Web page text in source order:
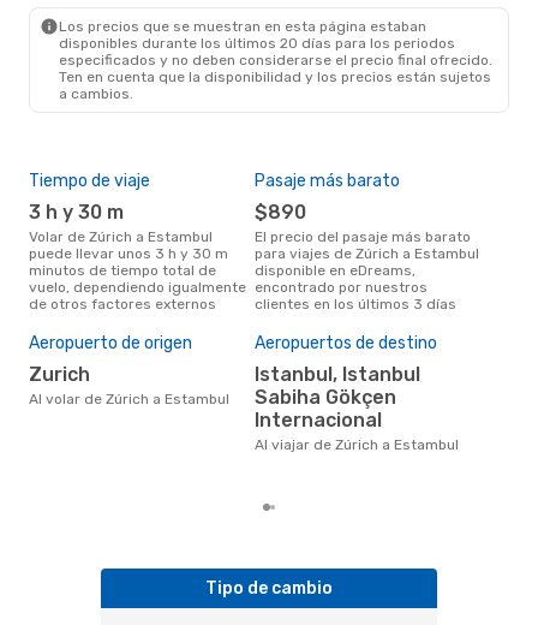
Los precios que se muestran en esta página estaban
disponibles durante los últimos 20 días para los periodos
especificados y no deben considerarse el precio final ofrecido.
Ten en cuenta que la disponibilidad y los precios están sujetos
a cambios.
Tiempo de viaje
3 h y 30 m
Volar de Zúrich a Estambul
puede llevar unos 3 h y 30 m
minutos de tiempo total de
vuelo, dependiendo igualmente
de otros factores externos
Pasaje más barato
$890
El precio del pasaje más barato
para viajes de Zúrich a Estambul
disponible en eDreams,
encontrado por nuestros
clientes en los últimos 3 días
Aeropuerto de origen
Zurich
Al volar de Zúrich a Estambul
Aeropuertos de destino
Sabiha Gökçen
Internacional
Al viajar de Zúrich a Estambul
Tipo de cambio